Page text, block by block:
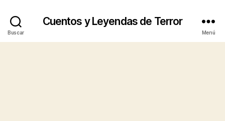
Buscar
Cuentos y Leyendas de Terror
Menú